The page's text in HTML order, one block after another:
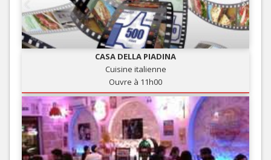
CASA DELLA PIADINA
Cuisine italienne
Ouvre à 11h00